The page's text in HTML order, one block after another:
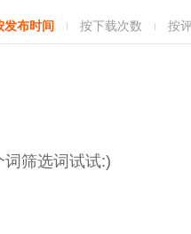
发布时间 按下载次数 按
筛选词试试:)